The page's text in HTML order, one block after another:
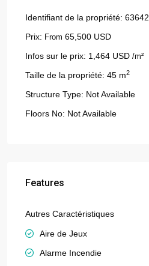
Identifiant de la propriété: 63642
Prix: From 65,500 USD
Infos sur le prix: 1,464 USD /m²
Taille de la propriété: 45 m2
Structure Type: Not Available
Floors No: Not Available
Features
Autres Caractéristiques
Aire de Jeux
Alarme Incendie